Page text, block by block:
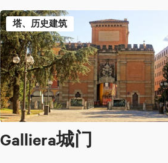
塔、历史建筑
Galliera城门